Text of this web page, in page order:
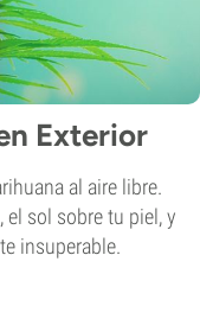
Exterior
al aire libre.
el sol sobre tu piel, y
insuperable.